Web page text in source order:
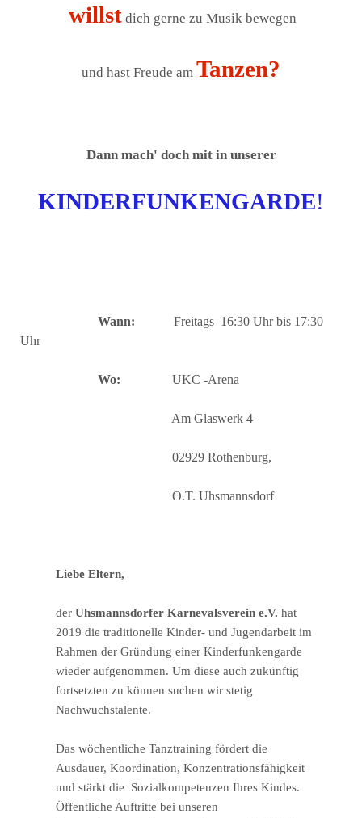
willst dich gerne zu Musik bewegen
und hast Freude am Tanzen?
Dann mach' doch mit in unserer
KINDERFUNKENGARDE!
Wann: Freitags 16:30 Uhr bis 17:30
Uhr
Wo: UKC -Arena
Am Glaswerk 4
02929 Rothenburg,
O.T. Uhsmannsdorf
Liebe Eltern,
derUhsmannsdorfer Karnevalsverein e.V. hat
2019 die traditionelle Kinder- und Jugendarbeit im
Rahmen der Gründung einer Kinderfunkengarde
wieder aufgenommen. Um diese auch zukünftig
fortsetzten zu können suchen wir stetig
Nachwuchstalente.
Das wöchentliche Tanztraining fördert die
Ausdauer, Koordination, Konzentrationsfähigkeit
und stärkt die Sozialkompetenzen Ihres Kindes.
Öffentliche Auftritte bei unseren